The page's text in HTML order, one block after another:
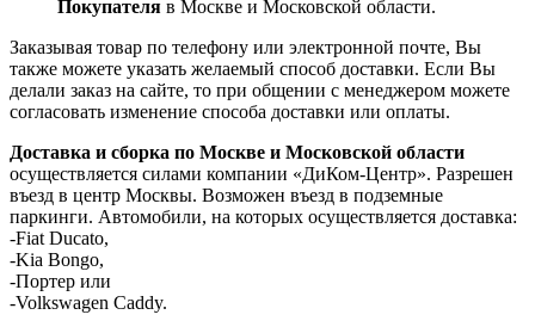
Покупателя в Москве и Московской области.
Заказывая товар по телефону или электронной почте, Вы
также можете указать желаемый способ доставки. Если Вы
делали заказ на сайте, то при общении с менеджером можете
согласовать изменение способа доставки или оплаты.
Доставка и сборка по Москве и Московской области
осуществляется силами компании «ДиКом-Центр». Разрешен
въезд в центр Москвы. Возможен въезд в подземные
паркинги. Автомобили, на которых осуществляется доставка:
-Fiat Ducato,
-Kia Bongo,
-Портер или
-Volkswagen Caddy.